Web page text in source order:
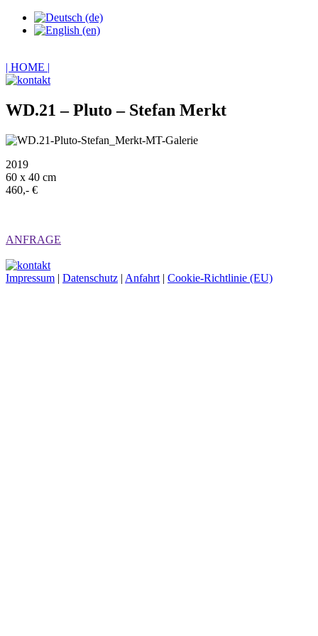
| HOME |
WD.21 – Pluto – Stefan Merkt
2019
60 x 40 cm
460,- €
ANFRAGE
Impressum | Datenschutz | Anfahrt | Cookie-Richtlinie (EU)